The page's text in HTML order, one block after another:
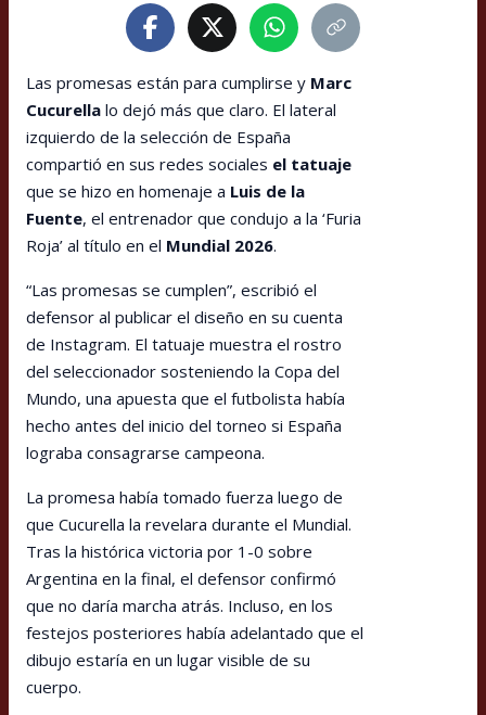
Las promesas están para cumplirse y Marc
Cucurella lo dejó más que claro. El lateral
izquierdo de la selección de España
compartió en sus redes sociales el tatuaje
que se hizo en homenaje a Luis de la
Fuente, el entrenador que condujo a la ‘Furia
Roja’ al título en el Mundial 2026.
“Las promesas se cumplen”, escribió el
defensor al publicar el diseño en su cuenta
de Instagram. El tatuaje muestra el rostro
del seleccionador sosteniendo la Copa del
Mundo, una apuesta que el futbolista había
hecho antes del inicio del torneo si España
lograba consagrarse campeona.
La promesa había tomado fuerza luego de
que Cucurella la revelara durante el Mundial.
Tras la histórica victoria por 1-0 sobre
Argentina en la final, el defensor confirmó
que no daría marcha atrás. Incluso, en los
festejos posteriores había adelantado que el
dibujo estaría en un lugar visible de su
cuerpo.